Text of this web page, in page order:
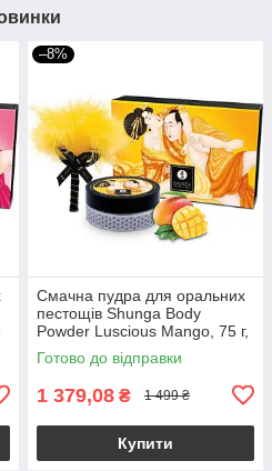
–8%
Смачна пудра для оральних
пестощів Shunga Body
Powder Luscious Mango, 75 г,
аромат манго
Готово до відправки
1 379,08 ₴ 1 499 ₴
Купити